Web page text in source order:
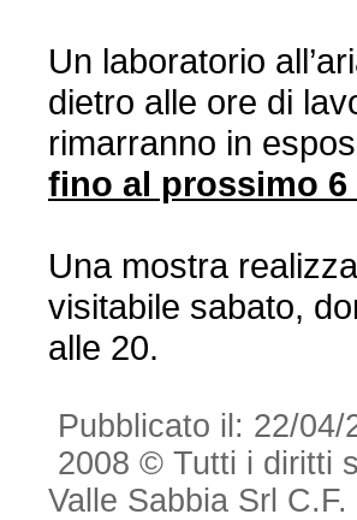
Un laboratorio
dietro alle ore di
rimarranno in
fino al prossimo 6
Una mostra
visitabile sabato,
alle 20.
Pubblicato il: 22/
2008 © Tutti i diritti
Valle Sabbia Srl